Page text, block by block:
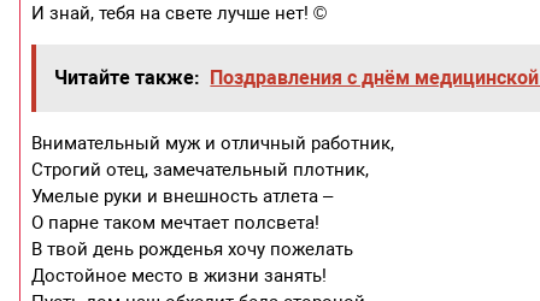
И знай, тебя на свете лучше нет! ©
Читайте также: Поздравления с днём
Внимательный муж и отличный работник,
Строгий отец, замечательный плотник,
Умелые руки и внешность атлета –
О парне таком мечтает полсвета!
В твой день рожденья хочу пожелать
Достойное место в жизни занять!